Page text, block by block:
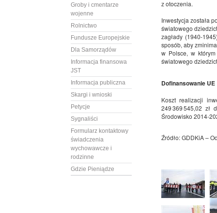
Groby i cmentarze
wojenne
Rolnictwo
Fundusze Europejskie
Dla Samorządów
Informacja finansowa
JST
Informacja publiczna
Skargi i wnioski
Petycje
Sygnaliści
Formularz kontaktowy
świadczenia
wychowawcze i
rodzinne
Gdzie Pieniądze
z otoczenia.
Inwestycja została
światowego
zagłady (1940-
sposób, aby
w Polsce, w
światowego
Dofinansowanie UE
Koszt realizacji
249 369 545,02 zł
Środowisko 2014-
Źródło: GDDKiA –